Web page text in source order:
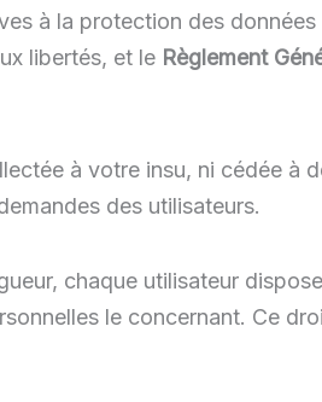
à la protection des
libertés, et le Règlement
à votre insu, ni cédée à
des utilisateurs.
chaque utilisateur
le concernant. Ce